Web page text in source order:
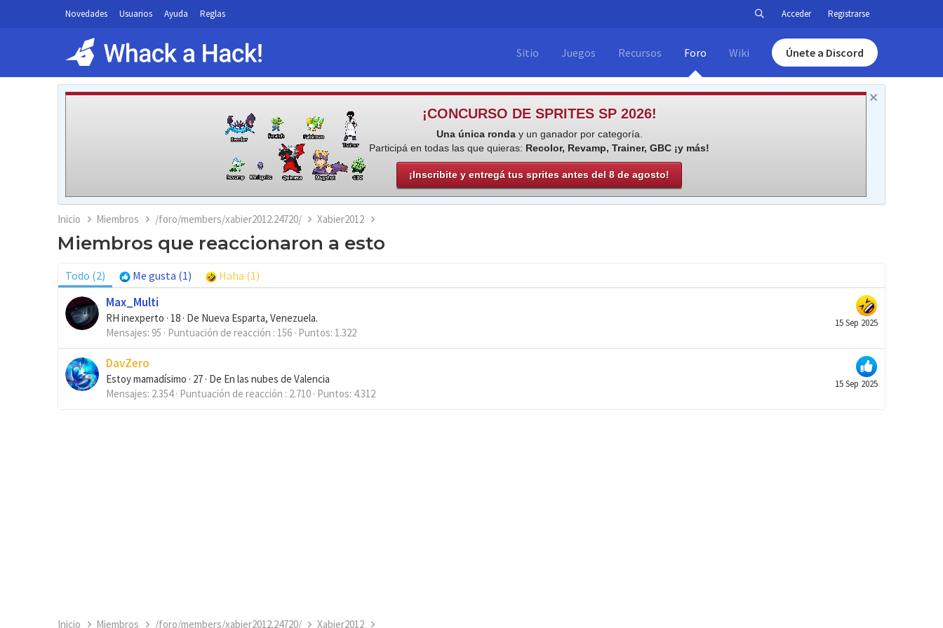
Novedades Usuarios Ayuda Reglas Acceder Registrarse
Sitio Juegos Recursos Foro Wiki Únete a Discord
¡CONCURSO DE SPRITES SP 2026!
Una única ronday un ganador por categoría.
Participá en todas las que quieras: Recolor, Revamp, Trainer, GBC ¡y más!
¡Inscribite y entregá tus sprites antes del 8 de agosto!
Inicio Miembros /foro/members/xabier2012.24720/ Xabier2012
Miembros que reaccionaron a esto
Todo (2) Me gusta (1) Haha (1)
15 Sep 2025
Max_Multi
RH inexperto · 18 · De Nueva Esparta, Venezuela.
Mensajes 95 Puntuación de reacción 156 Puntos 1.322
15 Sep 2025
DavZero
Estoy mamadísimo · 27 · De En las nubes de Valencia
Mensajes 2.354 Puntuación de reacción 2.710 Puntos 4.312
Inicio Miembros /foro/members/xabier2012.24720/ Xabier2012